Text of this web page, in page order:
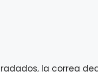
la correa